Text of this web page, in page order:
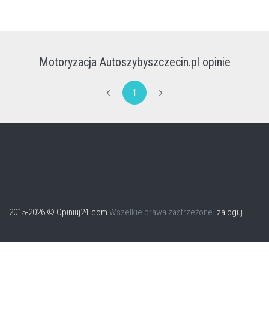
Motoryzacja Autoszybyszczecin.pl opinie
1
2015-2026 © Opiniuj24.com Wszelkie prawa zastrzeżone. zaloguj